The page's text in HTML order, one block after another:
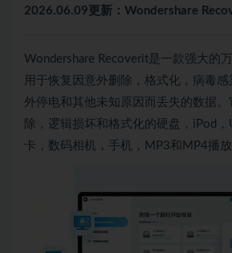
2026.06.09更新：Wondershare
Wondershare Recoverit是一款强大的
用于恢复因意外删除，格式化，病毒感
外停电和其他未知原因而丢失的数据。
除，逻辑损坏和格式化的硬盘，iPod，
卡，数码相机，手机，MP3和MP4播放